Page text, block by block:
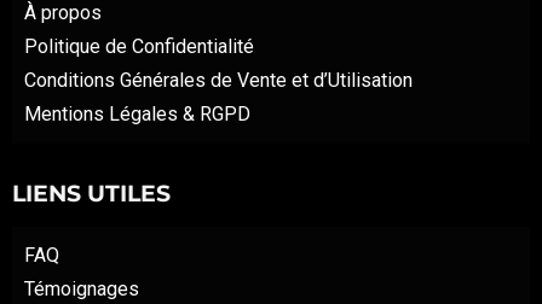
À propos
Politique de Confidentialité
Conditions Générales de Vente et d’Utilisation
Mentions Légales & RGPD
LIENS UTILES
FAQ
Témoignages